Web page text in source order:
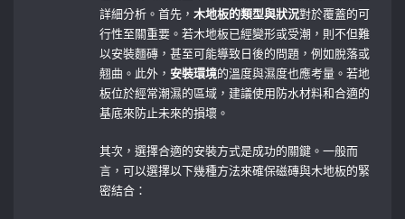
詳細分析。首先，木地板的類型與狀況對於覆蓋的可
行性至關重要。若木地板已經變形或受潮，則不但難
以安裝麵磚，甚至可能導致日後的問題，例如脫落或
翹曲。此外， 安裝環境的溫度與濕度也應考量。若地
板位於經常潮濕的區域，建議使用防水材料和合適的
基底來防止未來的損壞。
其次，選擇合適的安裝方式是成功的關鍵。一般而
言，可以選擇以下幾種方法來確保磁磚與木地板的緊
密結合：